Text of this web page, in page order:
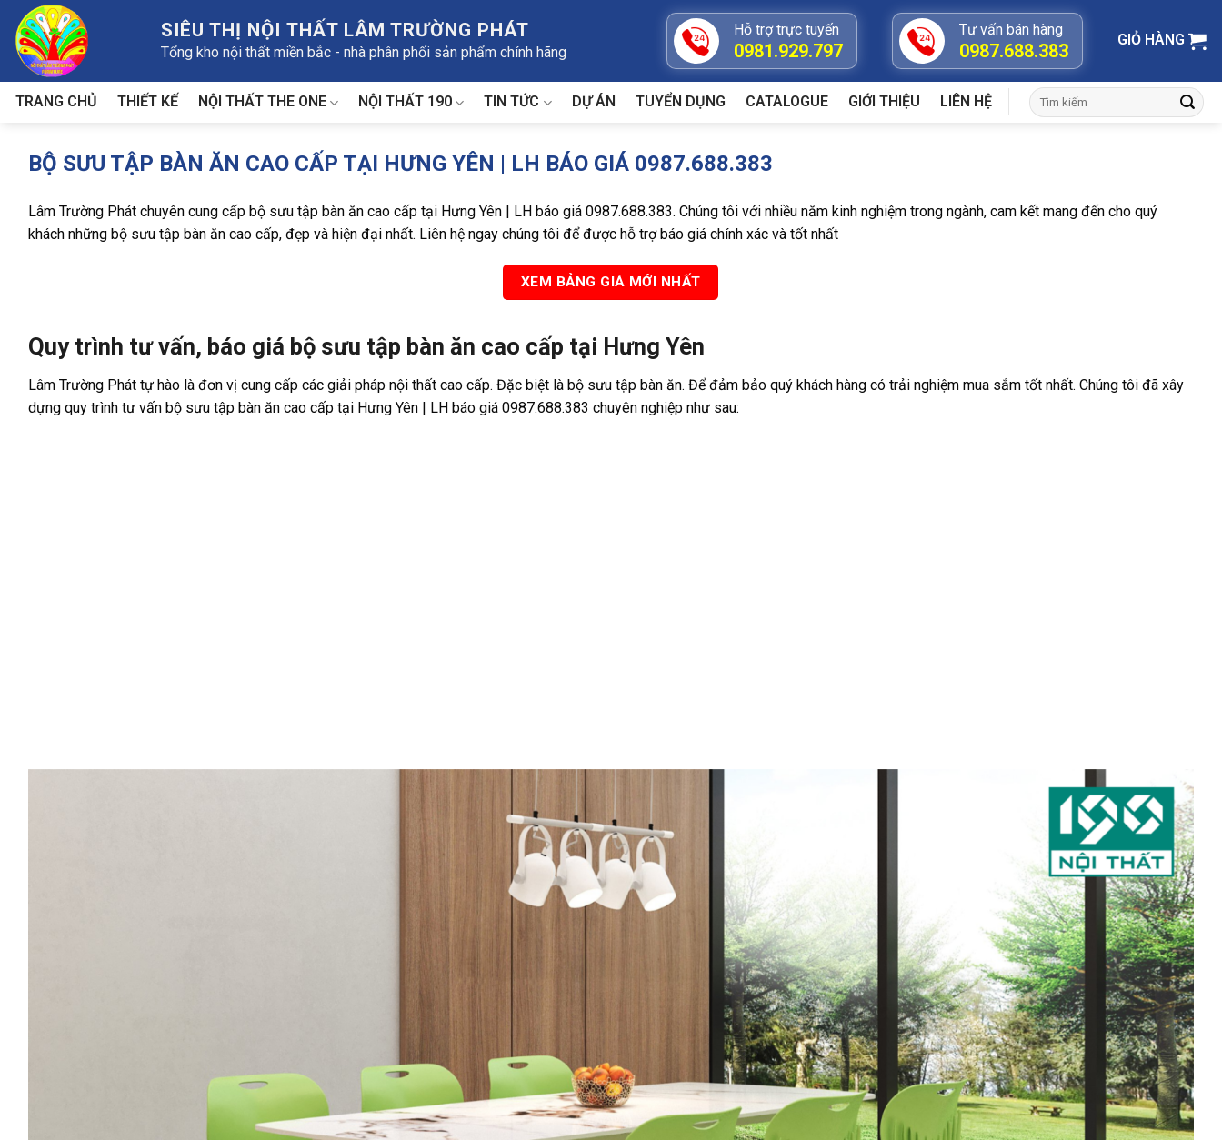
Skip
content
SIÊU THỊ NỘI THẤT LÂM TRƯỜNG PHÁT
Tổng kho nội thất miền bắc - nhà phân phối sản phẩm chính hãng
Hỗ trợ trực tuyến
0981.929.797
Tư vấn bán hàng
0987.688.383
GIỎ HÀNG
TRANG CHỦ THIẾT KẾ NỘI THẤT THE ONE NỘI THẤT 190 TIN TỨC DỰ ÁN TUYỂN DỤNG CATALOGUE GIỚI THIỆU LIÊN HỆ
Tìm
kiếm:
BỘ SƯU TẬP BÀN ĂN CAO CẤP TẠI HƯNG YÊN | LH BÁO GIÁ 0987.688.383
Lâm Trường Phát chuyên cung cấp bộ sưu tập bàn ăn cao cấp tại Hưng Yên | LH báo giá 0987.688.383. Chúng tôi với nhiều năm kinh nghiệm trong ngành, cam kết mang đến cho quý
khách những bộ sưu tập bàn ăn cao cấp, đẹp và hiện đại nhất. Liên hệ ngay chúng tôi để được hỗ trợ báo giá chính xác và tốt nhất
XEM BẢNG GIÁ MỚI NHẤT
Quy trình tư vấn, báo giá bộ sưu tập bàn ăn cao cấp tại Hưng Yên
Lâm Trường Phát tự hào là đơn vị cung cấp các giải pháp nội thất cao cấp. Đặc biệt là bộ sưu tập bàn ăn. Để đảm bảo quý khách hàng có trải nghiệm mua sắm tốt nhất. Chúng tôi đã xây
dựng quy trình tư vấn bộ sưu tập bàn ăn cao cấp tại Hưng Yên | LH báo giá 0987.688.383 chuyên nghiệp như sau: